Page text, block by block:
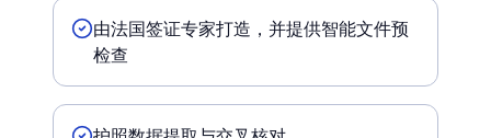
由法国签证专家打造，并提供智能文件预
检查